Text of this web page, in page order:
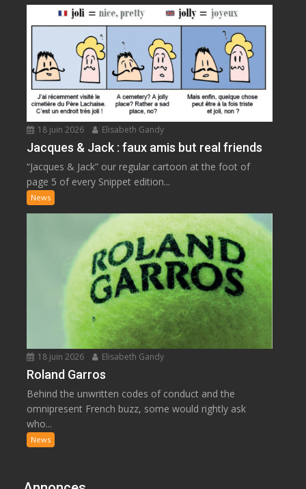
18 juin 2026 Elisabeth Gandy
Jacques & Jack : faux amis but real friends
“Jacques & Jack” our regular cartoon at the foot of
page 5 of every Snippet edition...
News
18 juin 2026 Elisabeth Gandy
Roland Garros
Behind the unwritten codes of conduct and the
omnipresent French buzz, some would rightly ask
who...
News